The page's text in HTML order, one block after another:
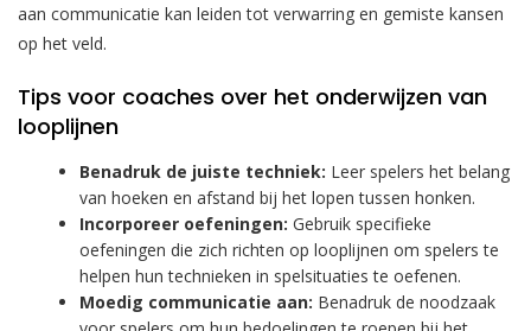
aan communicatie kan leiden tot verwarring en gemiste kansen
op het veld.
Tips voor coaches over het onderwijzen van
looplijnen
Benadruk de juiste techniek: Leer spelers het belang
van hoeken en afstand bij het lopen tussen honken.
Incorporeer oefeningen: Gebruik specifieke
oefeningen die zich richten op looplijnen om spelers te
helpen hun technieken in spelsituaties te oefenen.
Moedig communicatie aan: Benadruk de noodzaak